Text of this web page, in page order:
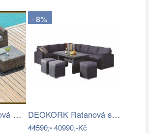
DEOKORK Ratanová modulová sestava…
- 8%
DEOKORK Ratanová sestava NAOMI antracit…
44590,-40990,-Kč